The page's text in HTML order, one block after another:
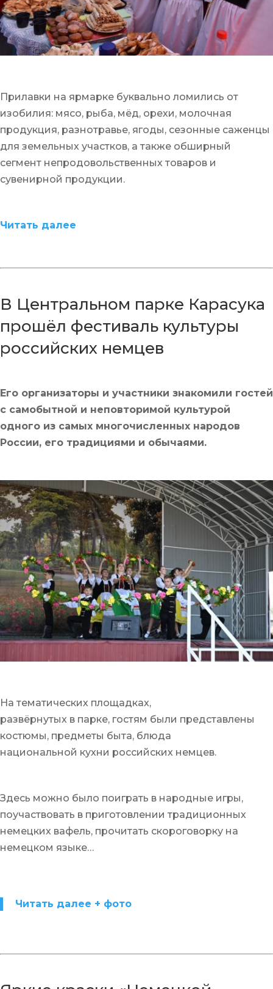
Прилавки на ярмарке буквально ломились от
изобилия: мясо, рыба, мёд, орехи, молочная
продукция, разнотравье, ягоды, сезонные саженцы
для земельных участков, а также обширный
сегмент непродовольственных товаров и
сувенирной продукции.
Читать далее
В Центральном парке Карасука
прошёл фестиваль культуры
российских немцев
Его организаторы и участники знакомили гостей
с самобытной и неповторимой культурой
одного из самых многочисленных народов
России, его традициями и обычаями.
На тематических площадках,
развёрнутых в парке, гостям были представлены
костюмы, предметы быта, блюда
национальной кухни российских немцев.
Здесь можно было поиграть в народные игры,
поучаствовать в приготовлении традиционных
немецких вафель, прочитать скороговорку на
немецком языке…
Читать далее + фото